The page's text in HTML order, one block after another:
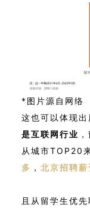
*图片源自网络
这也可以体现出
是互联网行业
从城市TOP20
多 ， 北京招聘薪
且从留学生优